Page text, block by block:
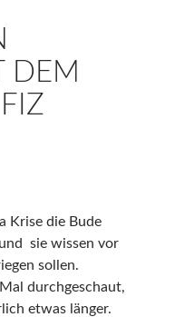
DEM
Krise die Bude
sie wissen vor
sollen.
durchgeschaut,
etwas länger.